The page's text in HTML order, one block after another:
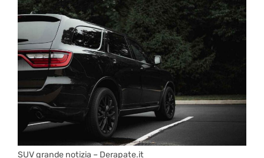
SUV grande notizia – Derapate.it